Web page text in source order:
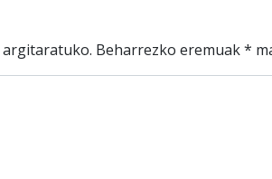
argitaratuko. Beharrezko eremuak*